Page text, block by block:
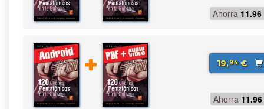
Ahorra 11.96
19,94€
Ahorra 11.96